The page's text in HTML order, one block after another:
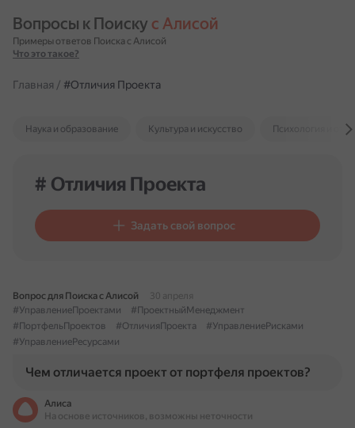
Вопросы к Поиску с Алисой
Примеры ответов Поиска с Алисой
Что это такое?
Главная / #Отличия Проекта
Наука и образование Культура и искусство Психология и
# Отличия Проекта
Задать свой вопрос
Вопрос для Поиска с Алисой
30 апреля
#УправлениеПроектами
#ПроектныйМенеджмент
#ПортфельПроектов
#ОтличияПроекта
#УправлениеРисками
#УправлениеРесурсами
Чем отличается проект от портфеля проектов?
Алиса
На основе источников, возможны неточности